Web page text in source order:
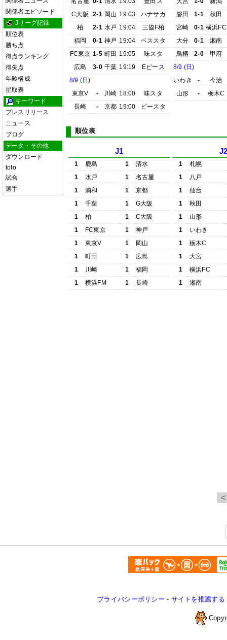
関係者エピソード
Jリーグ記録
順位表
勝ち点
得点ランキング
得失点
年齢構成
星取表
キーワード
プレスリリース
ニュース
ブログ
データ・その他
ダウンロード
toto
試合
選手
C大阪
2-1 岡山 19:03
ハナサカ
柏
2-1 水戸 19:04
三協F柏
福岡
0-1 神戸 19:04
ベススタ
FC東京 1-5 町田 19:05
味スタ
広島
3-0 千葉 19:19
Eピース
8/9 (日)
東京V
- 川崎 18:00
味スタ
長崎
- 京都 19:00 ピースタ
磐田
1-1
秋田
宮崎
0-1 横浜FC
大分
0-1
湘南
鳥栖
2-0
甲府
8/9 (日)
いわき
-
今治
山形
- 栃木C
順位表
J1
1 鹿島 1
清水
1
水戸 1
名古屋
1
浦和 1
京都
1
千葉 1
G大阪
1
柏 1
C大阪
1
FC東京 1
神戸
1
東京V 1
岡山
1
町田 1
広島
1
川崎 1
福岡
1
横浜FM 1 長崎
1
札幌
1
八戸
1
仙台
1
秋田
1
山形
1
いわき
1
栃木C
1
大宮
1
横浜FC
1
湘南
プライバシーポリシー - サイトを推薦する